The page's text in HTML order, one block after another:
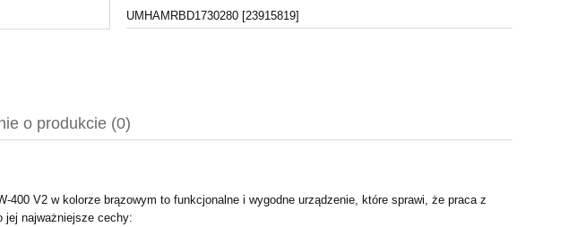
UMHAMRBD1730280 [23915819]
o produkcie (0)
400 V2 w kolorze brązowym to funkcjonalne i wygodne urządzenie, które sprawi, że praca z
jej najważniejsze cechy: